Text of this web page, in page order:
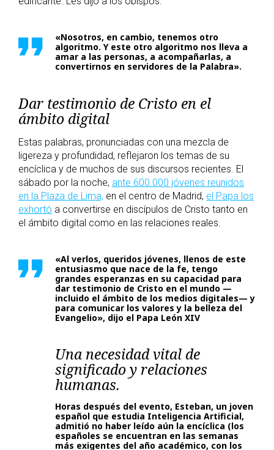
«Nosotros, en cambio, tenemos otro
algoritmo. Y este otro algoritmo nos lleva a
amar a las personas, a acompañarlas, a
convertirnos en servidores de la Palabra».
Dar testimonio de Cristo en el
ámbito digital
Estas palabras, pronunciadas con una mezcla de
ligereza y profundidad, reflejaron los temas de su
encíclica y de muchos de sus discursos recientes. El
sábado por la noche, ante 600.000 jóvenes reunidos
en la Plaza de Lima, en el centro de Madrid, el Papa los
exhortó a convertirse en discípulos de Cristo tanto en
el ámbito digital como en las relaciones reales.
«Al verlos, queridos jóvenes, llenos de este
entusiasmo que nace de la fe, tengo
grandes esperanzas en su capacidad para
dar testimonio de Cristo en el mundo —
incluido el ámbito de los medios digitales— y
para comunicar los valores y la belleza del
Evangelio», dijo el Papa León XIV
Una necesidad vital de
significado y relaciones
humanas.
Horas después del evento, Esteban, un joven
español que estudia Inteligencia Artificial,
admitió no haber leído aún la encíclica (los
españoles se encuentran en las semanas
más exigentes del año académico, con los